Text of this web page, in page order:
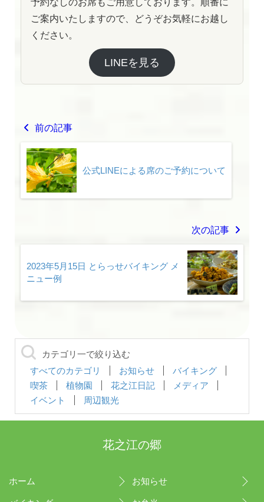
ご案内いたしますので、どうぞお気軽にお越し
ください。
LINEを見る
前の記事
公式LINEによる席のご予約について
次の記事
2023年5月15日 とらっせバイキング メ
ニュー例
カテゴリ一で絞り込む
すべてのカテゴリ
お知らせ
バイキング
喫茶
植物園 花之江日記
メディア
イベント
周辺観光
花之江の郷
ホーム お知らせ